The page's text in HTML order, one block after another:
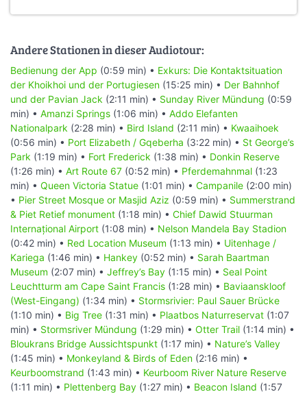
Andere Stationen in dieser Audiotour:
Bedienung der App (0:59 min) • Exkurs: Die Kontaktsituation
der Khoikhoi und der Portugiesen (15:25 min) • Der Bahnhof
und der Pavian Jack (2:11 min) • Sunday River Mündung (0:59
min) • Amanzi Springs (1:06 min) • Addo Elefanten
Nationalpark (2:28 min) • Bird Island (2:11 min) • Kwaaihoek
(0:56 min) • Port Elizabeth / Gqeberha (3:22 min) • St George’s
Park (1:19 min) • Fort Frederick (1:38 min) • Donkin Reserve
(1:26 min) • Art Route 67 (0:52 min) • Pferdemahnmal (1:23
min) • Queen Victoria Statue (1:01 min) • Campanile (2:00 min)
• Pier Street Mosque or Masjid Aziz (0:59 min) • Summerstrand
& Piet Retief monument (1:18 min) • Chief Dawid Stuurman
Internațional Airport (1:08 min) • Nelson Mandela Bay Stadion
(0:42 min) • Red Location Museum (1:13 min) • Uitenhage /
Kariega (1:46 min) • Hankey (0:52 min) • Sarah Baartman
Museum (2:07 min) • Jeffrey’s Bay (1:15 min) • Seal Point
Leuchtturm am Cape Saint Francis (1:28 min) • Baviaanskloof
(West-Eingang) (1:34 min) • Stormsrivier: Paul Sauer Brücke
(1:10 min) • Big Tree (1:31 min) • Plaatbos Naturreservat (1:07
min) • Stormsriver Mündung (1:29 min) • Otter Trail (1:14 min) •
Bloukrans Bridge Aussichtspunkt (1:17 min) • Nature’s Valley
(1:45 min) • Monkeyland & Birds of Eden (2:16 min) •
Keurboomstrand (1:43 min) • Keurboom River Nature Reserve
(1:11 min) • Plettenberg Bay (1:27 min) • Beacon Island (1:57